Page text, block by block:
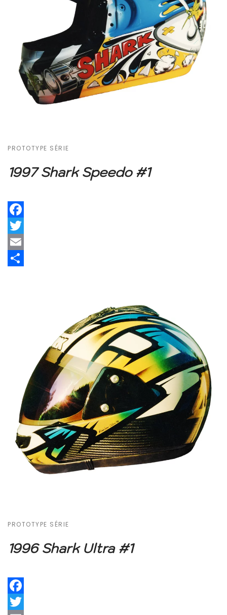
PROTOTYPE SÉRIE
1997 Shark Speedo #1
Facebook
Twitter
Email
PROTOTYPE SÉRIE
1996 Shark Ultra #1
Facebook